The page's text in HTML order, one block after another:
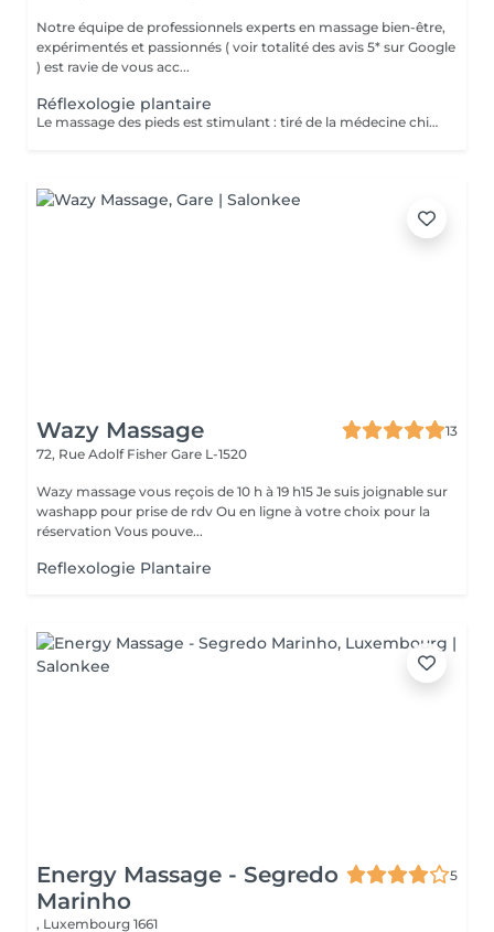
Notre équipe de professionnels experts en massage bien-être,
expérimentés et passionnés ( voir totalité des avis 5* sur Google
) est ravie de vous acc...
Réflexologie plantaire
Le massage des pieds est stimulant : tiré de la médecine chinoise, la réflexologie plantaire stimule les terminaisons nerveuses toutes reliées à différentes parties du corps. En pratiquant des pressions sur plusieurs zones précises de la voûte plantaire, le masseur stimule la circulation sanguine et favorise le drainage lymphatique. Le massage des pieds est idéal pour soulager l'effet de jambes et pieds lourds. Le massage des pieds est rééquilibrant : il prévient d'éventuels troubles en offrant un meilleur équilibre. La voûte plantaire contient de nombreux points d'acupuncture. En exerçant une pression sur ces points, le masseur agit sur l'énergie du corps. Il peut rétablir un équilibre émotionnel ou un bien-être physiologique. Il favorise la stimulation sanguine et peut libérer certaines énergies en activant la circulation sanguine. Le massage des pieds est relaxant : il permet de lutter efficacement contre les tensions. La pression prolongée sur certaines zones de la voûte plantaire favorise l'évacuation du stress et offre une détente très profonde.
Wazy Massage
13
72, Rue Adolf Fisher Gare L-1520
Wazy massage vous reçois de 10 h à 19 h15 Je suis joignable sur
washapp pour prise de rdv Ou en ligne à votre choix pour la
réservation Vous pouve...
Reflexologie Plantaire
Energy Massage - Segredo
Marinho
5
, Luxembourg 1661